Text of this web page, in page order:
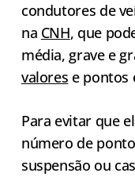
condutores de
na CNH, que
média, grave e
valores e pontos
Para evitar que
número de
suspensão ou